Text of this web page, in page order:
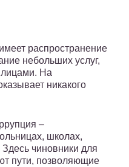
распространение
небольших услуг,
На
никакого
–
школах,
чиновники для
пути, позволяющие